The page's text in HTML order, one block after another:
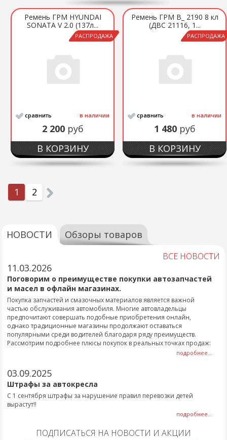
РАСПРОДАЖА
Ремень ГРМ HYUNDAI
SONATA V 2.0 (137л...
сравнить в наличии
2 200 руб
В КОРЗИНУ
РАСПРОДАЖА
Ремень ГРМ В_ 2190 8 кл
(ДВС 21116, 1...
сравнить в наличии
1 480 руб
В КОРЗИНУ
1 2
НОВОСТИ Обзоры товаров
ВСЕ НОВОСТИ
11.03.2026
Поговорим о преимуществе покупки автозапчастей
и масел в офлайн магазинах.
Покупка запчастей и смазочных материалов является важной
частью обслуживания автомобиля. Многие автовладельцы
предпочитают совершать подобные приобретения онлайн,
однако традиционные магазины продолжают оставаться
популярными среди водителей благодаря ряду преимуществ.
Рассмотрим подробнее плюсы покупок в реальных точках продаж:
подробнее...
03.09.2025
Штрафы за автокресла
С 1 сентября штрафы за нарушение правил перевозки детей
вырастут!!
подробнее...
ПОДПИСАТЬСЯ НА НОВОСТИ И АКЦИИ